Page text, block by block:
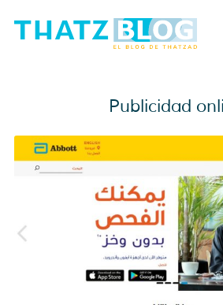
Publicidad